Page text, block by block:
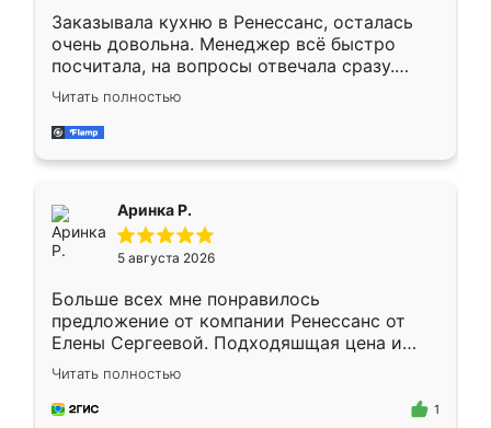
Заказывала кухню в Ренессанс, осталась
очень довольна. Менеджер всё быстро
посчитала, на вопросы отвечала сразу.
Замерщик приехал в субботу, подошёл к
делу со всей ответственностью. Собрали
за день, ребята работали аккуратно, даже
Читать полностью
Аринка Р.
5 августа 2026
Больше всех мне понравилось
предложение от компании Ренессанс от
Елены Сергеевой. Подходяшщая цена и
короткие сроки изготовления. Приехавший
для замера сотрудник Владислав
предложил по моему эскизу самый
Читать полностью
1